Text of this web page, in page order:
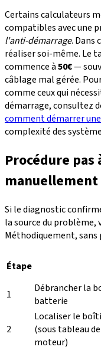
Certains calculateurs
compatibles avec une
l'anti-démarrage. Dans
réaliser soi-même. Le
commence à50€—
câblage mal gérée.
comme ceux qui
démarrage, consultez
comment démarrer
complexité des
Procédure
Si le diagnostic
la source du problème,
Méthodiquement,
Étape
1
Débrancher la
batterie
2
Localiser le
(sous tableau
moteur)